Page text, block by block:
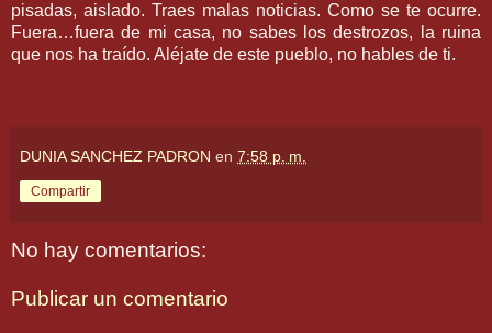
pisadas, aislado. Traes malas noticias. Como se te ocurre.
Fuera…fuera de mi casa, no sabes los destrozos, la ruina
que nos ha traído. Aléjate de este pueblo, no hables de ti.
DUNIA SANCHEZ PADRON en 7:58 p. m.
Compartir
No hay comentarios:
Publicar un comentario